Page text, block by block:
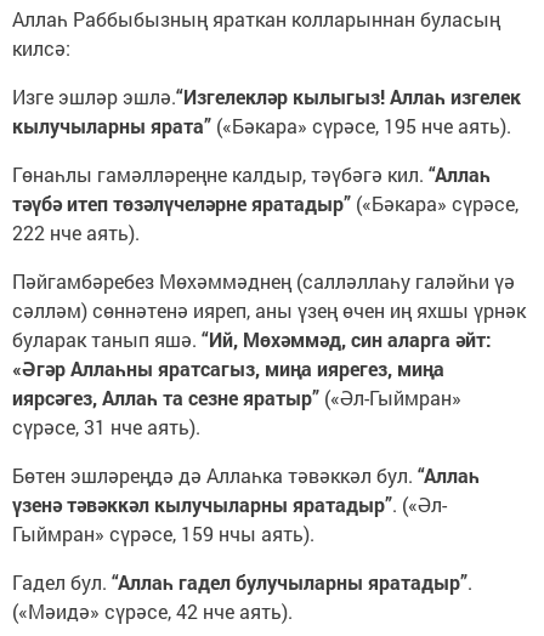
Аллаһ Раббыбызның яраткан колларыннан буласың
килсә:
Изге эшләр эшлә.“Изгелекләр кылыгыз! Аллаһ изгелек
кылучыларны ярата” («Бәкара» сүрәсе, 195 нче аять).
Гөнаһлы гамәлләреңне калдыр, тәүбәгә кил. “Аллаһ
тәүбә итеп төзәлүчеләрне яратадыр” («Бәкара» сүрәсе,
222 нче аять).
Пәйгамбәребез Мөхәммәднең (салләллаһу галәйһи үә
сәлләм) сөннәтенә ияреп, аны үзең өчен иң яхшы үрнәк
буларак танып яшә. “Ий, Мөхәммәд, син аларга әйт:
«Әгәр Аллаһны яратсагыз, миңа иярегез, миңа
иярсәгез, Аллаһ та сезне яратыр” («Әл-Гыймран»
сүрәсе, 31 нче аять).
Бөтен эшләреңдә дә Аллаһка тәвәккәл бул. “Аллаһ
үзенә тәвәккәл кылучыларны яратадыр”. («Әл-
Гыймран» сүрәсе, 159 нчы аять).
Гадел бул. “Аллаһ гадел булучыларны яратадыр”.
(«Мәидә» сүрәсе, 42 нче аять).